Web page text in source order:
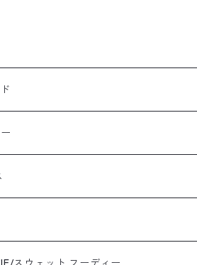
ディナリーフィッツ
ラス
ミ
ーバランス
ト